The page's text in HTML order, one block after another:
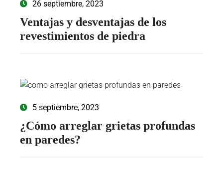
26 septiembre, 2023
Ventajas y desventajas de los
revestimientos de piedra
5 septiembre, 2023
¿Cómo arreglar grietas profundas
en paredes?